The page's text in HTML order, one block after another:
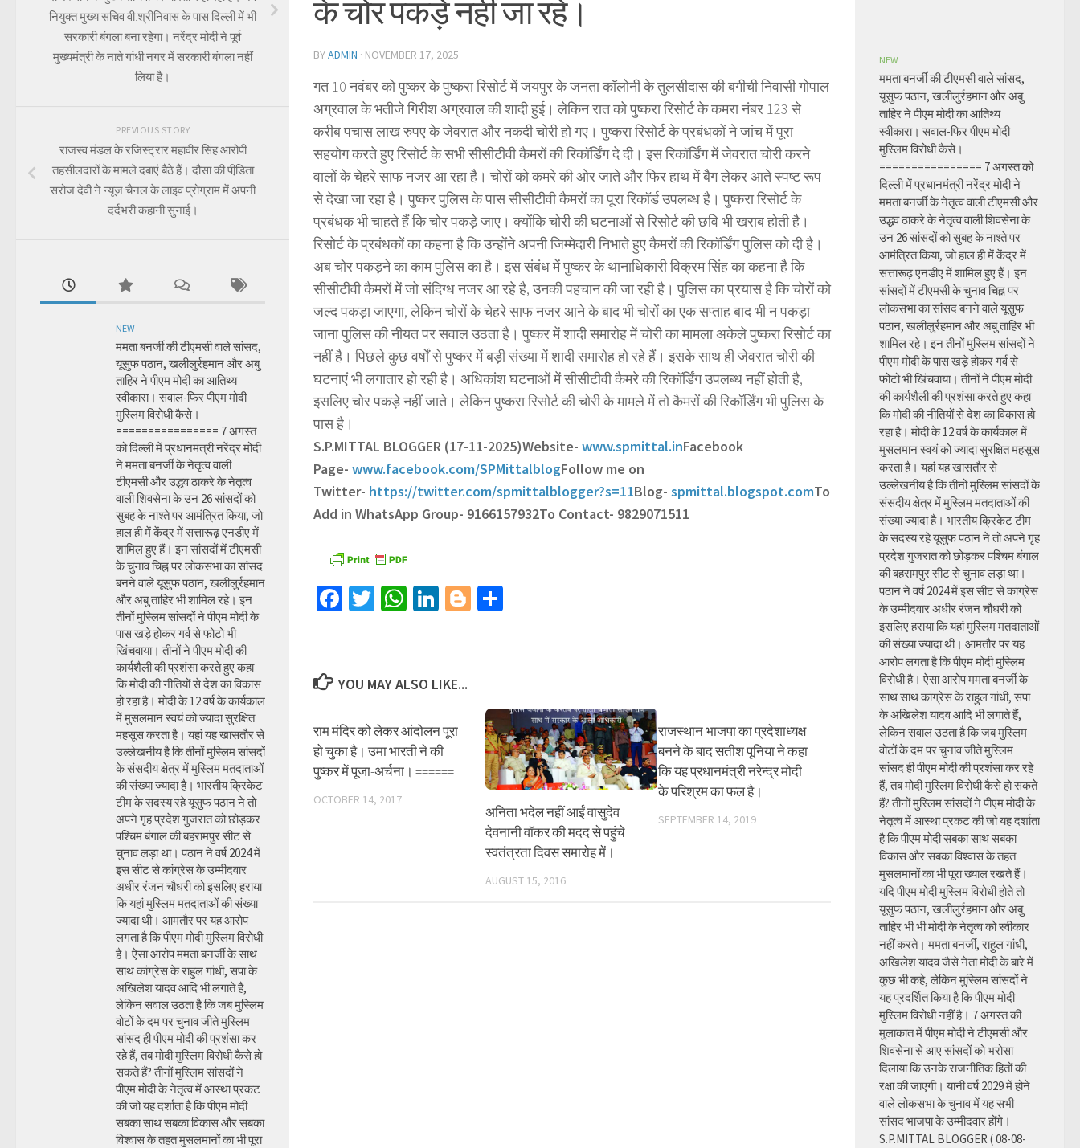
के चोर पकड़े नहीं जा रहे।
BYADMIN · NOVEMBER 17, 2025
गत 10 नवंबर को पुष्कर के पुष्करा रिसोर्ट में जयपुर के जनता कॉलोनी के तुलसीदास की बगीची निवासी गोपाल
अग्रवाल के भतीजे गिरीश अग्रवाल की शादी हुई। लेकिन रात को पुष्करा रिसोर्ट के कमरा नंबर 123 से
करीब पचास लाख रुपए के जेवरात और नकदी चोरी हो गए। पुष्करा रिसोर्ट के प्रबंधकों ने जांच में पूरा
सहयोग करते हुए रिसोर्ट के सभी सीसीटीवी कैमरों की रिकॉर्डिंग दे दी। इस रिकॉर्डिंग में जेवरात चोरी करने
वालों के चेहरे साफ नजर आ रहा है। चोरों को कमरे की ओर जाते और फिर हाथ में बैग लेकर आते स्पष्ट रूप
से देखा जा रहा है। पुष्कर पुलिस के पास सीसीटीवी कैमरों का पूरा रिकॉर्ड उपलब्ध है। पुष्करा रिसोर्ट के
प्रबंधक भी चाहते हैं कि चोर पकड़े जाए। क्योंकि चोरी की घटनाओं से रिसोर्ट की छवि भी खराब होती है।
रिसोर्ट के प्रबंधकों का कहना है कि उन्होंने अपनी जिम्मेदारी निभाते हुए कैमरों की रिकॉर्डिंग पुलिस को दी है।
अब चोर पकड़ने का काम पुलिस का है। इस संबंध में पुष्कर के थानाधिकारी विक्रम सिंह का कहना है कि
सीसीटीवी कैमरों में जो संदिग्ध नजर आ रहे है, उनकी पहचान की जा रही है। पुलिस का प्रयास है कि चोरों को
जल्द पकड़ा जाएगा, लेकिन चोरों के चेहरे साफ नजर आने के बाद भी चोरों का एक सप्ताह बाद भी न पकड़ा
जाना पुलिस की नीयत पर सवाल उठता है। पुष्कर में शादी समारोह में चोरी का मामला अकेले पुष्करा रिसोर्ट का
नहीं है। पिछले कुछ वर्षों से पुष्कर में बड़ी संख्या में शादी समारोह हो रहे हैं। इसके साथ ही जेवरात चोरी की
घटनाएं भी लगातार हो रही है। अधिकांश घटनाओं में सीसीटीवी कैमरे की रिकॉर्डिंग उपलब्ध नहीं होती है,
इसलिए चोर पकड़े नहीं जाते। लेकिन पुष्करा रिसोर्ट की चोरी के मामले में तो कैमरों की रिकॉर्डिंग भी पुलिस के
पास है।
S.P.MITTAL BLOGGER (17-11-2025)Website- www.spmittal.inFacebook
Page- www.facebook.com/SPMittalblogFollow me on
Twitter- https://twitter.com/spmittalblogger?s=11Blog- spmittal.blogspot.comTo
Add in WhatsApp Group- 9166157932To Contact- 9829071511
Facebook
TwitterWhatsApp
LinkedIn
Blogger
YOU MAY ALSO LIKE...
राम मंदिर को लेकर आंदोलन पूरा
हो चुका है। उमा भारती ने की
पुष्कर में पूजा-अर्चना। ======
OCTOBER 14, 2017
अनिता भदेल नहीं आईं वासुदेव
देवनानी वॉकर की मदद से पहुंचे
स्वतंत्रता दिवस समारोह में।
AUGUST 15, 2016
राजस्थान भाजपा का प्रदेशाध्यक्ष
बनने के बाद सतीश पूनिया ने कहा
कि यह प्रधानमंत्री नरेन्द्र मोदी
के परिश्रम का फल है।
SEPTEMBER 14, 2019
नियुक्त मुख्य सचिव वी.श्रीनिवास के पास दिल्ली में भी
सरकारी बंगला बना रहेगा। नरेंद्र मोदी ने पूर्व
मुख्यमंत्री के नाते गांधी नगर में सरकारी बंगला नहीं
लिया है।
PREVIOUS STORY
राजस्व मंडल के रजिस्ट्रार महावीर सिंह आरोपी
तहसीलदारों के मामले दबाएं बैठे हैं। दौसा की पीडि़ता
सरोज देवी ने न्यूज चैनल के लाइव प्रोग्राम में अपनी
दर्दभरी कहानी सुनाई।
NEW
ममता बनर्जी की टीएमसी वाले सांसद,
यूसुफ पठान, खलीलुर्रहमान और अबु
ताहिर ने पीएम मोदी का आतिथ्य
स्वीकारा। सवाल-फिर पीएम मोदी
मुस्लिम विरोधी कैसे।
================ 7 अगस्त
को दिल्ली में प्रधानमंत्री नरेंद्र मोदी
ने ममता बनर्जी के नेतृत्व वाली
टीएमसी और उद्धव ठाकरे के नेतृत्व
वाली शिवसेना के उन 26 सांसदों को
सुबह के नाश्ते पर आमंत्रित किया, जो
हाल ही में केंद्र में सत्तारूढ़ एनडीए में
शामिल हुए हैं। इन सांसदों में टीएमसी
के चुनाव चिह्न पर लोकसभा का सांसद
बनने वाले यूसुफ पठान, खलीलुर्रहमान
और अबु ताहिर भी शामिल रहे। इन
तीनों मुस्लिम सांसदों ने पीएम मोदी के
पास खड़े होकर गर्व से फोटो भी
खिंचवाया। तीनों ने पीएम मोदी की
कार्यशैली की प्रशंसा करते हुए कहा
कि मोदी की नीतियों से देश का विकास
हो रहा है। मोदी के 12 वर्ष के कार्यकाल
में मुसलमान स्वयं को ज्यादा सुरक्षित
महसूस करता है। यहां यह खासतौर से
उल्लेखनीय है कि तीनों मुस्लिम सांसदों
के संसदीय क्षेत्र में मुस्लिम मतदाताओं
की संख्या ज्यादा है। भारतीय क्रिकेट
टीम के सदस्य रहे यूसुफ पठान ने तो
अपने गृह प्रदेश गुजरात को छोड़कर
पश्चिम बंगाल की बहरामपुर सीट से
चुनाव लड़ा था। पठान ने वर्ष 2024 में
इस सीट से कांग्रेस के उम्मीदवार
अधीर रंजन चौधरी को इसलिए हराया
कि यहां मुस्लिम मतदाताओं की संख्या
ज्यादा थी। आमतौर पर यह आरोप
लगता है कि पीएम मोदी मुस्लिम विरोधी
है। ऐसा आरोप ममता बनर्जी के साथ
साथ कांग्रेस के राहुल गांधी, सपा के
अखिलेश यादव आदि भी लगाते हैं,
लेकिन सवाल उठता है कि जब मुस्लिम
वोटों के दम पर चुनाव जीते मुस्लिम
सांसद ही पीएम मोदी की प्रशंसा कर
रहे हैं, तब मोदी मुस्लिम विरोधी कैसे हो
सकते हैं? तीनों मुस्लिम सांसदों ने
पीएम मोदी के नेतृत्व में आस्था प्रकट
की जो यह दर्शाता है कि पीएम मोदी
सबका साथ सबका विकास और सबका
विश्वास के तहत मुसलमानों का भी पूरा
NEW
ममता बनर्जी की टीएमसी वाले सांसद,
यूसुफ पठान, खलीलुर्रहमान और अबु
ताहिर ने पीएम मोदी का आतिथ्य
स्वीकारा। सवाल-फिर पीएम मोदी
मुस्लिम विरोधी कैसे।
================ 7 अगस्त को
दिल्ली में प्रधानमंत्री नरेंद्र मोदी ने
ममता बनर्जी के नेतृत्व वाली टीएमसी और
उद्धव ठाकरे के नेतृत्व वाली शिवसेना के
उन 26 सांसदों को सुबह के नाश्ते पर
आमंत्रित किया, जो हाल ही में केंद्र में
सत्तारूढ़ एनडीए में शामिल हुए हैं। इन
सांसदों में टीएमसी के चुनाव चिह्न पर
लोकसभा का सांसद बनने वाले यूसुफ
पठान, खलीलुर्रहमान और अबु ताहिर भी
शामिल रहे। इन तीनों मुस्लिम सांसदों ने
पीएम मोदी के पास खड़े होकर गर्व से
फोटो भी खिंचवाया। तीनों ने पीएम मोदी
की कार्यशैली की प्रशंसा करते हुए कहा
कि मोदी की नीतियों से देश का विकास हो
रहा है। मोदी के 12 वर्ष के कार्यकाल में
मुसलमान स्वयं को ज्यादा सुरक्षित महसूस
करता है। यहां यह खासतौर से
उल्लेखनीय है कि तीनों मुस्लिम सांसदों के
संसदीय क्षेत्र में मुस्लिम मतदाताओं की
संख्या ज्यादा है। भारतीय क्रिकेट टीम
के सदस्य रहे यूसुफ पठान ने तो अपने गृह
प्रदेश गुजरात को छोड़कर पश्चिम बंगाल
की बहरामपुर सीट से चुनाव लड़ा था।
पठान ने वर्ष 2024 में इस सीट से कांग्रेस
के उम्मीदवार अधीर रंजन चौधरी को
इसलिए हराया कि यहां मुस्लिम मतदाताओं
की संख्या ज्यादा थी। आमतौर पर यह
आरोप लगता है कि पीएम मोदी मुस्लिम
विरोधी है। ऐसा आरोप ममता बनर्जी के
साथ साथ कांग्रेस के राहुल गांधी, सपा
के अखिलेश यादव आदि भी लगाते हैं,
लेकिन सवाल उठता है कि जब मुस्लिम
वोटों के दम पर चुनाव जीते मुस्लिम
सांसद ही पीएम मोदी की प्रशंसा कर रहे
हैं, तब मोदी मुस्लिम विरोधी कैसे हो सकते
हैं? तीनों मुस्लिम सांसदों ने पीएम मोदी के
नेतृत्व में आस्था प्रकट की जो यह दर्शाता
है कि पीएम मोदी सबका साथ सबका
विकास और सबका विश्वास के तहत
मुसलमानों का भी पूरा ख्याल रखते हैं।
यदि पीएम मोदी मुस्लिम विरोधी होते तो
यूसुफ पठान, खलीलुर्रहमान और अबु
ताहिर भी भी मोदी के नेतृत्व को स्वीकार
नहीं करते। ममता बनर्जी, राहुल गांधी,
अखिलेश यादव जैसे नेता मोदी के बारे में
कुछ भी कहे, लेकिन मुस्लिम सांसदों ने
यह प्रदर्शित किया है कि पीएम मोदी
मुस्लिम विरोधी नहीं है। 7 अगस्त की
मुलाकात में पीएम मोदी ने टीएमसी और
शिवसेना से आए सांसदों को भरोसा
दिलाया कि उनके राजनीतिक हितों की
रक्षा की जाएगी। यानी वर्ष 2029 में होने
वाले लोकसभा के चुनाव में यह सभी
सांसद भाजपा के उम्मीदवार होंगे।
S.P.MITTAL BLOGGER ( 08-08-